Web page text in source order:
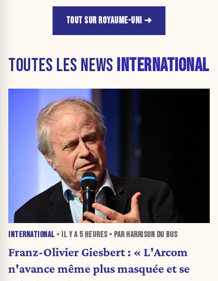
TOUT SUR ROYAUME-UNI
TOUTES LES NEWS INTERNATIONAL
INTERNATIONAL • IL Y A 5 HEURES• PAR HARRISON DU BUS
Franz-Olivier Giesbert : « L'Arcom
n'avance même plus masquée et se